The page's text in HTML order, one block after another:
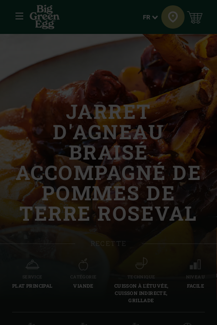
Menu Langue
FR
JARRET
D'AGNEAU
BRAISÉ
ACCOMPAGNÉ DE
POMMES DE
TERRE ROSEVAL
RECETTE
SERVICE
PLAT PRINCIPAL
CATÉGORIE
VIANDE
TECHNIQUE
CUISSON À L'ÉTUVÉE,
CUISSON INDIRECTE,
GRILLADE
NIVEAU
FACILE